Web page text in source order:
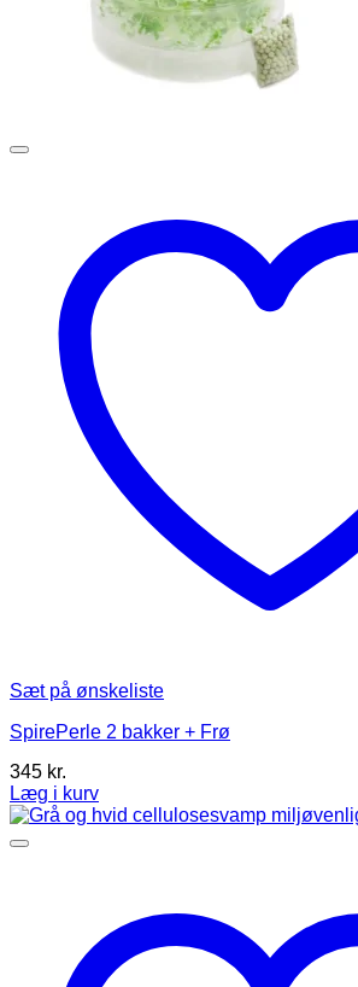
Sæt på ønskeliste
SpirePerle 2 bakker + Frø
345 kr.
Læg i kurv
Dette
vare
Mulighederne